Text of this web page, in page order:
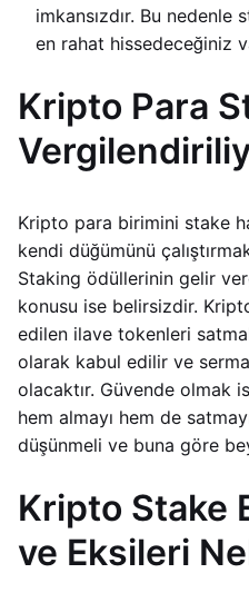
imkansızdır. Bu
en rahat hissedeceğiniz
Kripto Para
Kripto para birimini stake
kendi düğümünü
Staking ödüllerinin gelir
konusu ise belirsizdir.
edilen ilave tokenleri
olarak kabul edilir ve
olacaktır. Güvende olmak
hem almayı hem de
düşünmeli ve buna göre
Kripto Stake
ve Eksileri